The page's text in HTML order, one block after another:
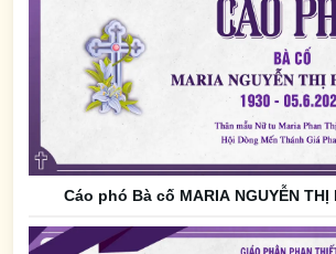
Cáo phó Bà cố MARIA NGUYỄN THỊ